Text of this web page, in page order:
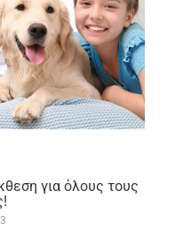
για όλους τους